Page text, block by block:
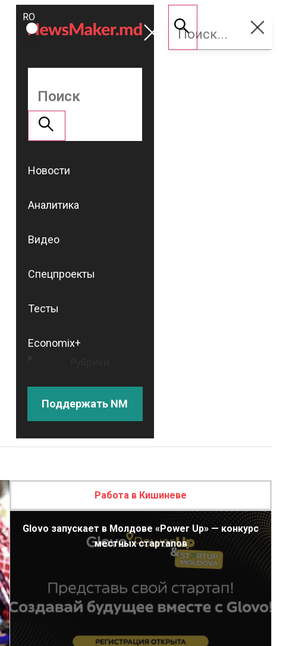
ROMÂNĂ
RU
Поддержать
NM
Новости
Аналитика
Видео
Спецпроекты
Тесты
Economix+
Поддержать NM
Работа в Кишиневе
Glovo запускает в Молдове «Power Up» — конкурс
местных стартапов